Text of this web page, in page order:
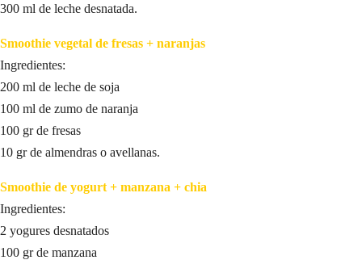
300 ml de leche desnatada.
Smoothie vegetal de fresas + naranjas
Ingredientes:
200 ml de leche de soja
100 ml de zumo de naranja
100 gr de fresas
10 gr de almendras o avellanas.
Smoothie de yogurt + manzana + chia
Ingredientes:
2 yogures desnatados
100 gr de manzana